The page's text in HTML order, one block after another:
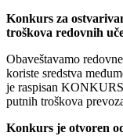
Konkurs za
troškova redovnih
Obaveštavamo
koriste sredstva
je raspisan
putnih troškova
Konkurs je otvoren